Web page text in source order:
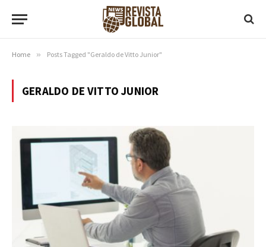
Home » Posts Tagged "Geraldo de Vitto Junior"
GERALDO DE VITTO JUNIOR